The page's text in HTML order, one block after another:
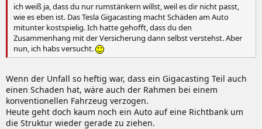
ich weiß ja, dass du nur rumstänkern willst, weil es dir nicht passt,
wie es eben ist. Das Tesla Gigacasting macht Schäden am Auto
mitunter kostspielig. Ich hatte gehofft, dass du den
Zusammenhang mit der Versicherung dann selbst verstehst. Aber
nun, ich habs versucht.
Wenn der Unfall so heftig war, dass ein Gigacasting Teil auch
einen Schaden hat, wäre auch der Rahmen bei einem
konventionellen Fahrzeug verzogen.
Heute geht doch kaum noch ein Auto auf eine Richtbank um
die Struktur wieder gerade zu ziehen.